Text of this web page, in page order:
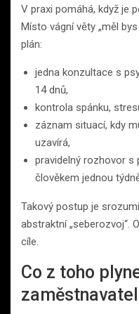
V praxi pomáhá, když je
Místo vágní věty „měl
plán:
jedna konzultace s
14 dnů,
kontrola spánku,
záznam situací, kdy
uzavírá,
pravidelný rozhovor s
člověkem jednou
Takový postup je
abstraktní „seberozvoj“.
cíle.
Co z toho